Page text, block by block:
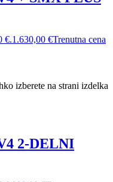
€.1.630,00 €Trenutna cena
izberete na strani izdelka
2-DELNI